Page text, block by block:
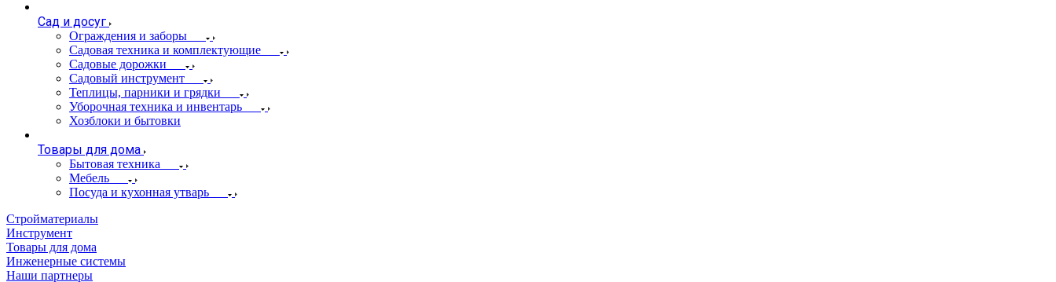
Сад и досуг
Ограждения и заборы
Садовая техника и комплектующие
Садовые дорожки
Садовый инструмент
Теплицы, парники и грядки
Уборочная техника и инвентарь
Хозблоки и бытовки
Товары для дома
Бытовая техника
Мебель
Посуда и кухонная утварь
Стройматериалы
Инструмент
Товары для дома
Инженерные системы
Наши партнеры